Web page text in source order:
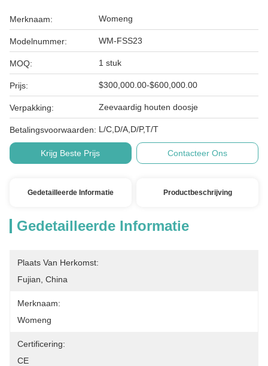
Merknaam: Womeng
Modelnummer: WM-FSS23
MOQ: 1 stuk
Prijs: $300,000.00-$600,000.00
Verpakking: Zeevaardig houten doosje
Betalingsvoorwaarden: L/C,D/A,D/P,T/T
Krijg Beste Prijs Contacteer Ons
Gedetailleerde Informatie Productbeschrijving
Gedetailleerde Informatie
Plaats Van Herkomst:
Fujian, China
Merknaam:
Womeng
Certificering:
CE